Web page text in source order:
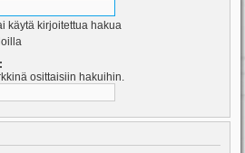
käytä kirjoitettua hakua
osittaisiin hakuihin.